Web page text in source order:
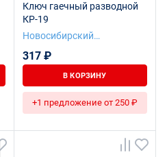
Ключ гаечный разводной
КР-19
Новосибирский
317 ₽
В КОРЗИНУ
+1 предложение от 250 ₽